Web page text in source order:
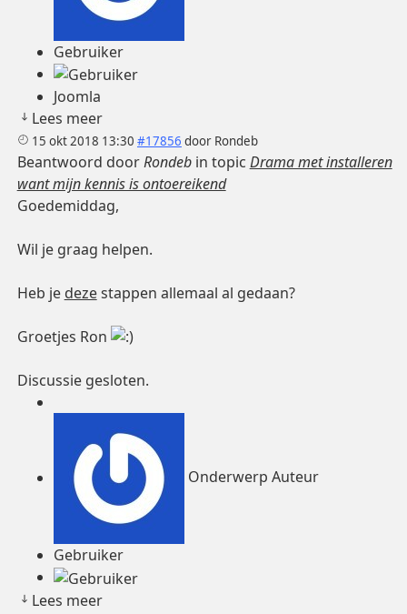
Gebruiker
Joomla
Lees meer
15 okt 2018 13:30 #17856 door Rondeb
Beantwoord doorRondebin topic Drama met installeren
want mijn kennis is ontoereikend
Goedemiddag,
Wil je graag helpen.
Heb je dezestappen allemaal al gedaan?
Groetjes Ron
Discussie gesloten.
Onderwerp Auteur
Gebruiker
Lees meer